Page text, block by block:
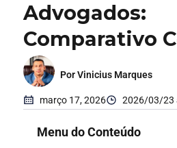
Advogados:
Comparativo
Por Vinicius Marques
março 17, 2026 2026/03/23
Menu do Conteúdo